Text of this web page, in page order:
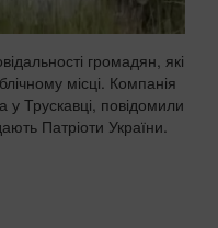
громадян, які
місці. Компанія
у Трускавці, повідомили
Патріоти України.